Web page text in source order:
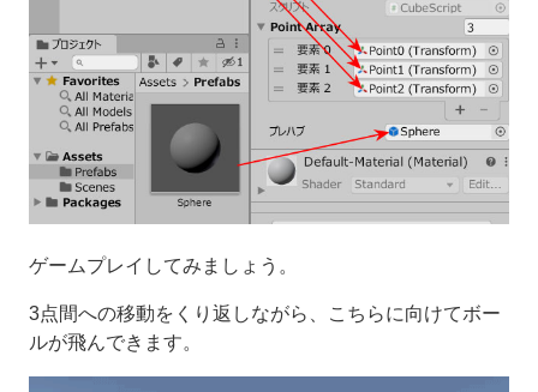
ゲームプレイしてみましょう。
3点間への移動をくり返しながら、こちらに向けてボー
ルが飛んできます。